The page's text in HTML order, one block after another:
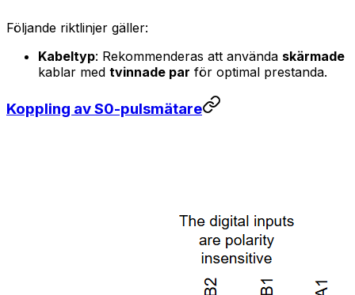
Följande riktlinjer gäller:
Kabeltyp: Rekommenderas att använda skärmade
kablar med tvinnade par för optimal prestanda.
Koppling av S0-pulsmätare